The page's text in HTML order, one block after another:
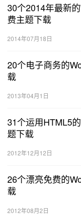
30个2014年最新
费主题下载
2014年07月18日
20个电子商务的
载
2013年04月1日
31个运用HTML5
题下载
2012年12月12日
26个漂亮免费的
载
2012年08月2日